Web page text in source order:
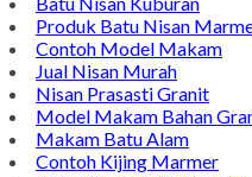
Batu Nisan Granit
Bongpay Granit
Model Kuburan Kristen
Batu Nisan Kuburan
Produk Batu Nisan Marmer
Contoh Model Makam
Jual Nisan Murah
Nisan Prasasti Granit